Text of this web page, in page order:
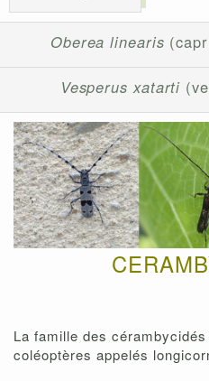
Oberea linearis
Vesperus xatarti
La famille des
coléoptères appelés